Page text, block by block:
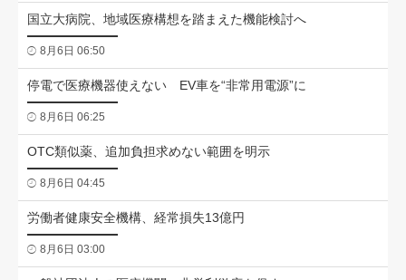
国立大病院、地域医療構想を踏まえた機能検討へ
8月6日 06:50
停電で医療機器使えない EV車を“非常用電源”に
8月6日 06:25
OTC類似薬、追加負担求めない範囲を明示
8月6日 04:45
労働者健康安全機構、経常損失13億円
8月6日 03:00